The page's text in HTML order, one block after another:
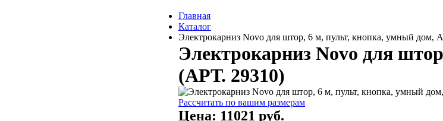
Главная
Каталог
Электрокарниз Novo для штор, 6 м, пульт, кнопка, умный дом,
Электрокарниз Novo для
(АРТ. 29310)
Рассчитать по вашим размерам
Цена: 11021 руб.